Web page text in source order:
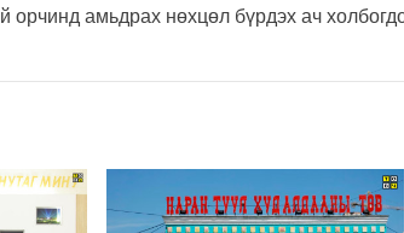
орчинд амьдрах нөхцөл бүрдэх ач